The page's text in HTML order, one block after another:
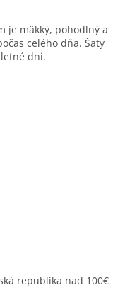
je mäkký, pohodlný a
celého dňa. Šaty
dni.
republika nad 100€